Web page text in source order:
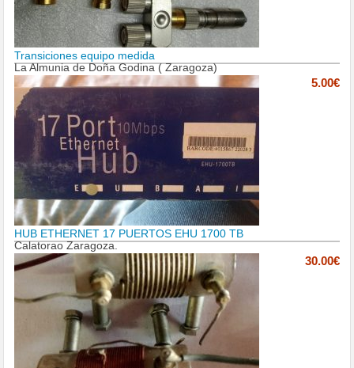
Transiciones equipo medida
La Almunia de Doña Godina ( Zaragoza)
5.00€
HUB ETHERNET 17 PUERTOS EHU 1700 TB
Calatorao Zaragoza.
30.00€